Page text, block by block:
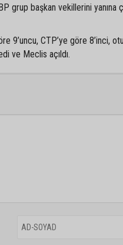
grup başkan vekillerini yanına
9’uncu, CTP’ye göre 8’inci,
ve Meclis açıldı.